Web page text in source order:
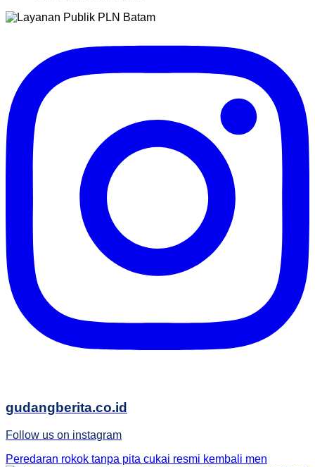
gudangberita.co.id
Follow us on instagram
Peredaran rokok tanpa pita cukai resmi kembali men